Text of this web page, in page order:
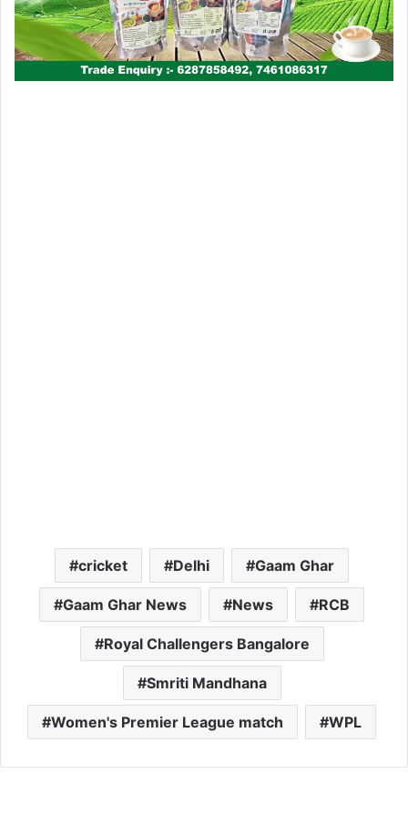
cricket Delhi Gaam Ghar
Gaam Ghar News News RCB
Royal Challengers Bangalore
Smriti Mandhana
Women's Premier League match WPL